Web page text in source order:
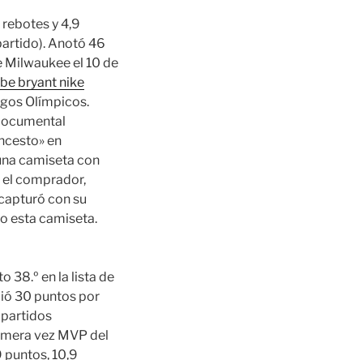
y 4,9
Anotó 46
Milwaukee el 10 de
bryant nike
Olímpicos.
en
camiseta con
el comprador,
con su
esta camiseta.
38.º en la lista de
30 puntos por
partidos
vez MVP del
10,9